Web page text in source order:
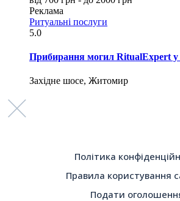
Реклама
Ритуальні послуги
5.0
Прибирання могил RitualExpert
Західне шосе, Житомир
Політика
Правила користування
Подати